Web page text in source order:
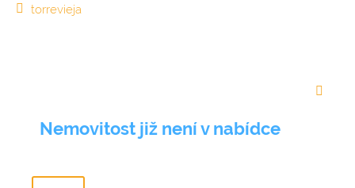
torrevieja
Nemovitost již není v nabídce